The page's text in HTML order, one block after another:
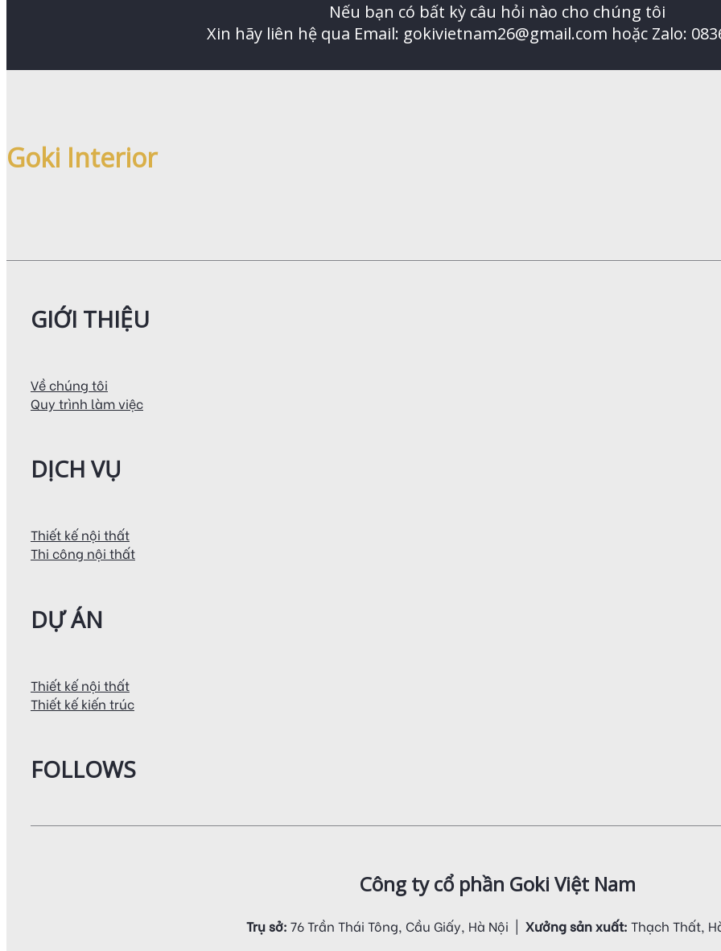
Nếu bạn có bất kỳ câu hỏi nào cho chúng tôi
Xin hãy liên hệ qua Email: gokivietnam26@gmail.com hoặc Zalo:
Goki Interior
GIỚI THIỆU
Về chúng tôi
Quy trình làm việc
DỊCH VỤ
Thiết kế nội thất
Thi công nội thất
DỰ ÁN
Thiết kế nội thất
Thiết kế kiến trúc
FOLLOWS
Công ty cổ phần Goki Việt Nam
Trụ sở: 76 Trần Thái Tông, Cầu Giấy, Hà Nội | Xưởng sản xuất: Thạch Thất,